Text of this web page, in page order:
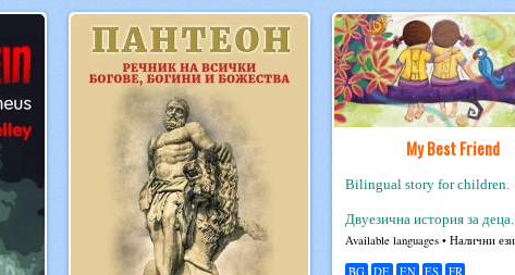
My Best Friend
Bilingual story for children.
Двуезична история за деца.
Avail­able lan­guages • Налични